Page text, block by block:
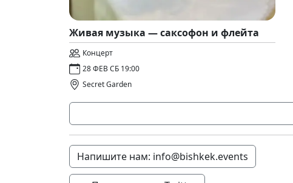
Живая музыка — саксофон и флейта
Концерт
28 ФЕВ СБ 19:00
Secret Garden
Напишите нам: info@bishkek.events